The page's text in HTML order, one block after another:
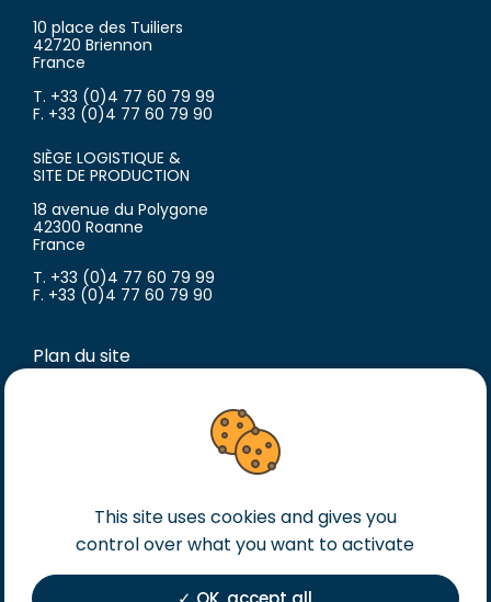
10 place des Tuiliers
42720 Briennon
France
T. +33 (0)4 77 60 79 99
F. +33 (0)4 77 60 79 90
SIÈGE LOGISTIQUE &
SITE DE PRODUCTION
18 avenue du Polygone
42300 Roanne
France
T. +33 (0)4 77 60 79 99
F. +33 (0)4 77 60 79 90
Plan du site
Conditions générales de vente
Conditions générales d’achat
Politique de confidentialité
Cookies
This site uses cookies and gives you
control over what you want to activate